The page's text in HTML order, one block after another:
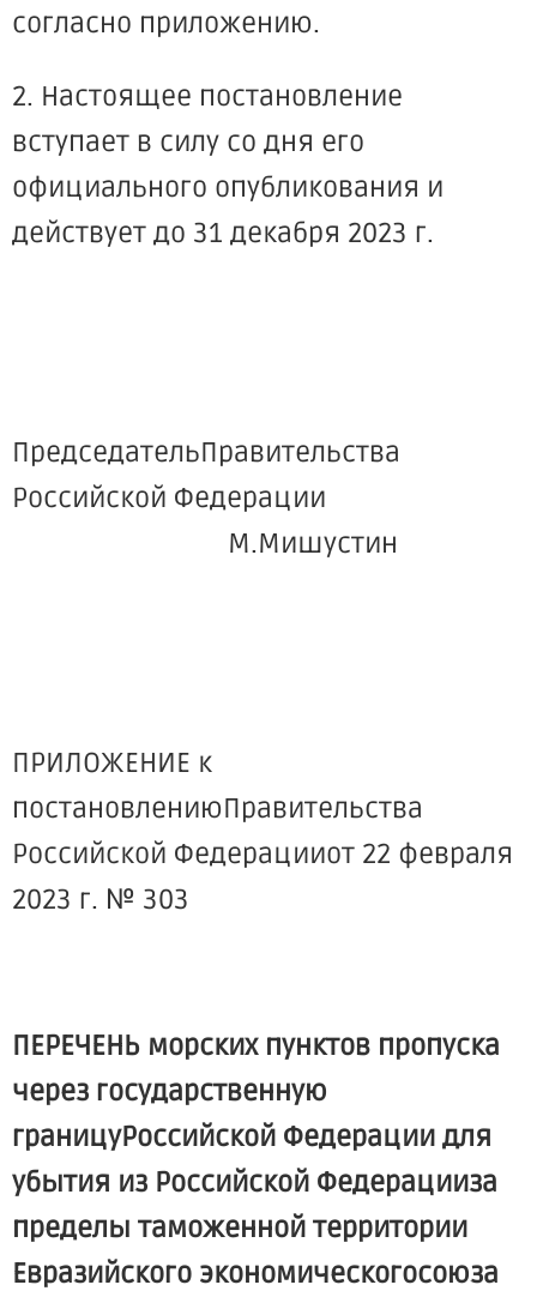
согласно приложению.
2. Настоящее постановление
вступает в силу со дня его
официального опубликования и
действует до 31 декабря 2023 г.
ПредседательПравительства
Российской Федерации
М.Мишустин
ПРИЛОЖЕНИЕ к
постановлениюПравительства
Российской Федерацииот 22 февраля
2023 г. № 303
ПЕРЕЧЕНЬ морских пунктов пропуска
через государственную
границуРоссийской Федерации для
убытия из Российской Федерацииза
пределы таможенной территории
Евразийского экономическогосоюза